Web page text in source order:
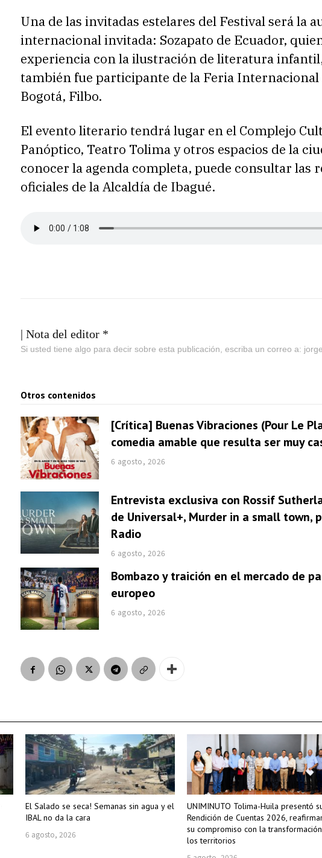
Una de las invitadas estelares del Festival será la
internacional invitada: Sozapato de Ecuador,
experiencia con la ilustración de literatura
también fue participante de la Feria Internacional
Bogotá, Filbo.
El evento literario tendrá lugar en el Complejo
Panóptico, Teatro Tolima y otros espacios de la
conocer la agenda completa, puede consultar las
oficiales de la Alcaldía de Ibagué.
| Nota del editor *
Si usted tiene algo para decir sobre esta publicación, escriba un correo a:
Otros contenidos
[Crítica] Buenas Vibraciones (Pour Le
comedia amable que resulta ser muy
6 agosto, 2026
Entrevista exclusiva con Rossif
de Universal+, Murder in a small town,
Radio
6 agosto, 2026
Bombazo y traición en el mercado de
europeo
6 agosto, 2026
El Salado se seca! Semanas sin agua y el
IBAL no da la cara
6 agosto, 2026
UNIMINUTO Tolima-Huila presentó
Rendición de Cuentas 2026,
su compromiso con la
los territorios